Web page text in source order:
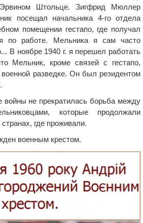
Эрвином Штольце. Зигфрид Мюллер
посещал начальника 4-го отдела
помещении гестапо, где получал
по работе. Мельника я сам часто
В ноябре 1940 г. я перешел работать
Мельник, кроме связей с гестапо,
военной разведке. Он был резидентом
войны не прекратилась борьба между
которые продолжали
где проживали.
военным крестом.